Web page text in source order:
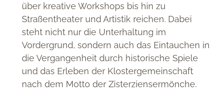
über kreative Workshops bis hin zu
Straßentheater und Artistik reichen. Dabei
steht nicht nur die Unterhaltung im
Vordergrund, sondern auch das Eintauchen in
die Vergangenheit durch historische Spiele
und das Erleben der Klostergemeinschaft
nach dem Motto der Zisterziensermönche.